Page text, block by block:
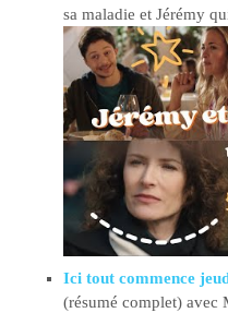
sa maladie et Jérémy
Ici tout commence
(résumé complet) avec